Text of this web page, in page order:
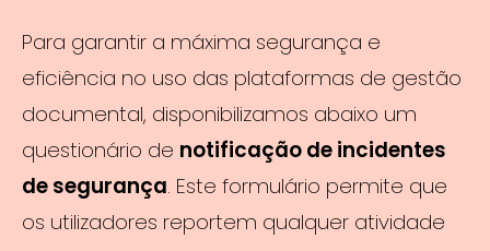
Para garantir a máxima segurança e
eficiência no uso das plataformas de gestão
documental, disponibilizamos abaixo um
questionário de notificação de incidentes
de segurança. Este formulário permite que
os utilizadores reportem qualquer atividade